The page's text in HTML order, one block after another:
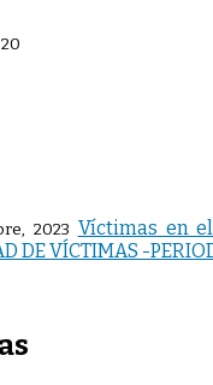
2023 Víctimas en
DE VÍCTIMAS -